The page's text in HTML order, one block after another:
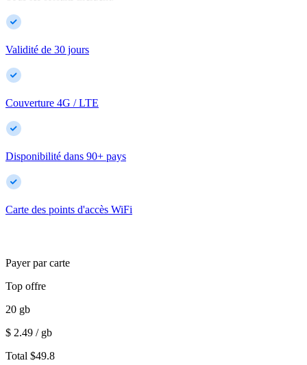
Validité de 30 jours
Couverture 4G / LTE
Disponibilité dans 90+ pays
Carte des points d'accès WiFi
Payer par carte
Top offre
20 gb
$ 2.49 / gb
Total $49.8